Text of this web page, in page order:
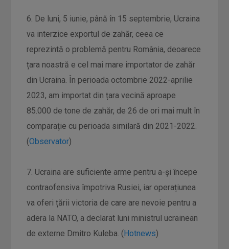
6. De luni, 5 iunie, până în 15 septembrie, Ucraina
va interzice exportul de zahăr, ceea ce
reprezintă o problemă pentru România, deoarece
țara noastră e cel mai mare importator de zahăr
din Ucraina. În perioada octombrie 2022-aprilie
2023, am importat din țara vecină aproape
85.000 de tone de zahăr, de 26 de ori mai mult în
comparație cu perioada similară din 2021-2022.
(Observator)
7. Ucraina are suficiente arme pentru a-și începe
contraofensiva împotriva Rusiei, iar operațiunea
va oferi țării victoria de care are nevoie pentru a
adera la NATO, a declarat luni ministrul ucrainean
de externe Dmitro Kuleba. (Hotnews)